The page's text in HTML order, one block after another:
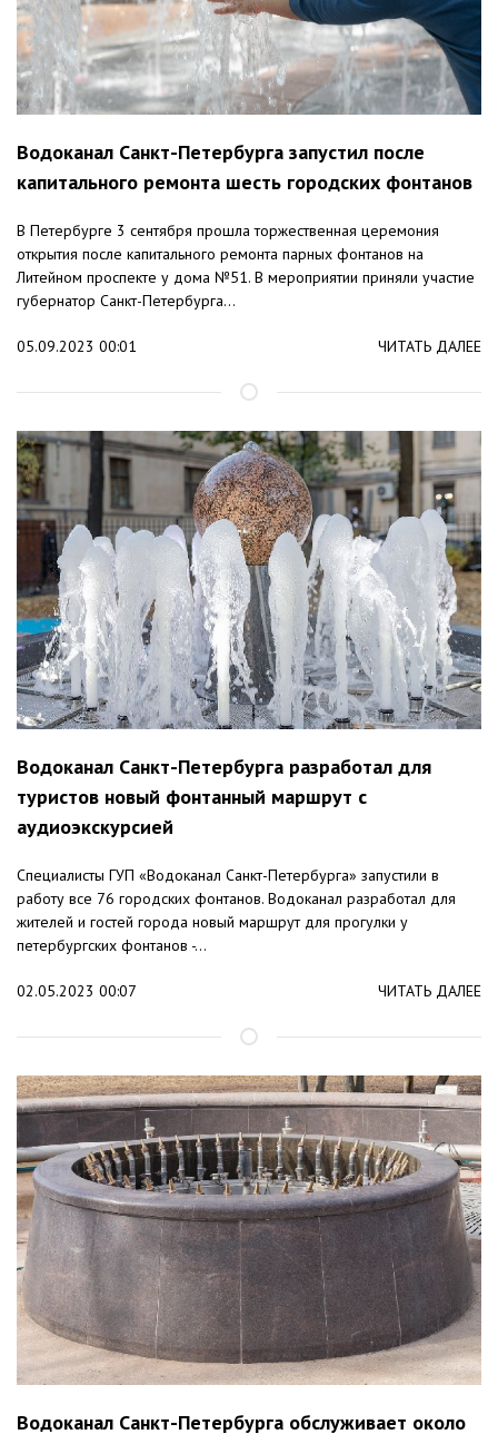
Водоканал Санкт-Петербурга запустил после
капитального ремонта шесть городских фонтанов
В Петербурге 3 сентября прошла торжественная церемония
открытия после капитального ремонта парных фонтанов на
Литейном проспекте у дома №51. В мероприятии приняли участие
губернатор Санкт-Петербурга...
05.09.2023 00:01 ЧИТАТЬ ДАЛЕЕ
Водоканал Санкт-Петербурга разработал для
туристов новый фонтанный маршрут с
аудиоэкскурсией
Специалисты ГУП «Водоканал Санкт-Петербурга» запустили в
работу все 76 городских фонтанов. Водоканал разработал для
жителей и гостей города новый маршрут для прогулки у
петербургских фонтанов -...
02.05.2023 00:07 ЧИТАТЬ ДАЛЕЕ
Водоканал Санкт-Петербурга обслуживает около